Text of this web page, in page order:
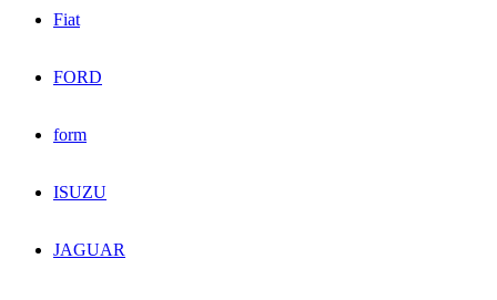
Fiat
FORD
form
ISUZU
JAGUAR